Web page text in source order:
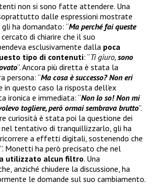
non si sono fatte attendere. Una
dalle espressioni mostrate
ha domandato: “Ma perché fai queste
cercato di chiarire che il suo
esclusivamente dalla poca
tipo di contenuti: “Ti giuro, sono
”. Ancora più diretta è stata la
persona: “Ma cosa è successo? Non eri
in questo caso la risposta dell’ex
ironica e immediata: “Non lo so! Non mi
togliere, però ormai sembrava brutto”.
curiosità è stata poi la questione dei
nel tentativo di tranquillizzarlo, gli ha
a effetti digitali, sostenendo che
”. Monetti ha però precisato che nel
utilizzato alcun filtro. Una
anziché chiudere la discussione, ha
le domande sul suo cambiamento.